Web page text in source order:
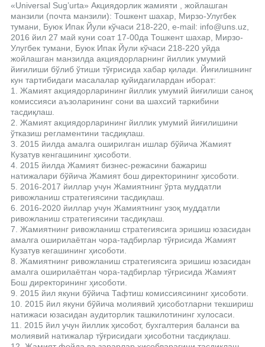
«Universal Sug’urta» Акциядорлик жамияти , жойлашган
манзили (почта манзили): Тошкент шахар, Мирзо-Улугбек
тумани, Буюк Ипак Йули кўчаси 218-220, e-mail: info@uns.uz,
2016 йил 27 май куни соат 17-00да Тошкент шахар, Мирзо-
Улугбек тумани, Буюк Ипак Йули кўчаси 218-220 уйда
жойлашган манзилда акциядорларнинг йиллик умумий
йиғилиши бўлиб ўтиши тўғрисида хабар қилади. Йиғилишнинг
кун тартибидаги масалалар қуйидагилардан иборат:
1. Жамият акциядорларининг йиллик умумий йиғилиши саноқ
комиссияси аъзоларининг сони ва шахсий таркибини
тасдиқлаш.
2. Жамият акциядорларининг йиллик умумий йиғилишини
ўтказиш регламентини тасдиқлаш.
3. 2015 йилда амалга оширилган ишлар бўйича Жамият
Кузатув кенгашининг ҳисоботи.
4. 2015 йилда Жамият бизнес-режасини бажариш
натижалари бўйича Жамият бош директорининг ҳисоботи.
5. 2016-2017 йиллар учун Жамиятнинг ўрта муддатли
ривожланиш стратегиясини тасдиқлаш.
6. 2016-2020 йиллар учун Жамиятнинг узоқ муддатли
ривожланиш стратегиясини тасдиқлаш.
7. Жамиятнинг ривожланиш стратегиясига эришиш юзасидан
амалга оширилаётган чора-тадбирлар тўғрисида Жамият
Кузатув кегашининг ҳисоботи.
8. Жамиятнинг ривожланиш стратегиясига эришиш юзасидан
амалга оширилаётган чора-тадбирлар тўғрисида Жамият
Бош директорининг ҳисоботи.
9. 2015 йил якуни бўйича Тафтиш комиссиясининг ҳисоботи.
10. 2015 йил якуни бўйича молиявий ҳисоботларни текшириш
натижаси юзасидан аудиторлик ташкилотининг хулосаси.
11. 2015 йил учун йиллик ҳисобот, бухгалтерия баланси ва
молиявий натижалар тўғрисидаги ҳисоботни тасдиқлаш.